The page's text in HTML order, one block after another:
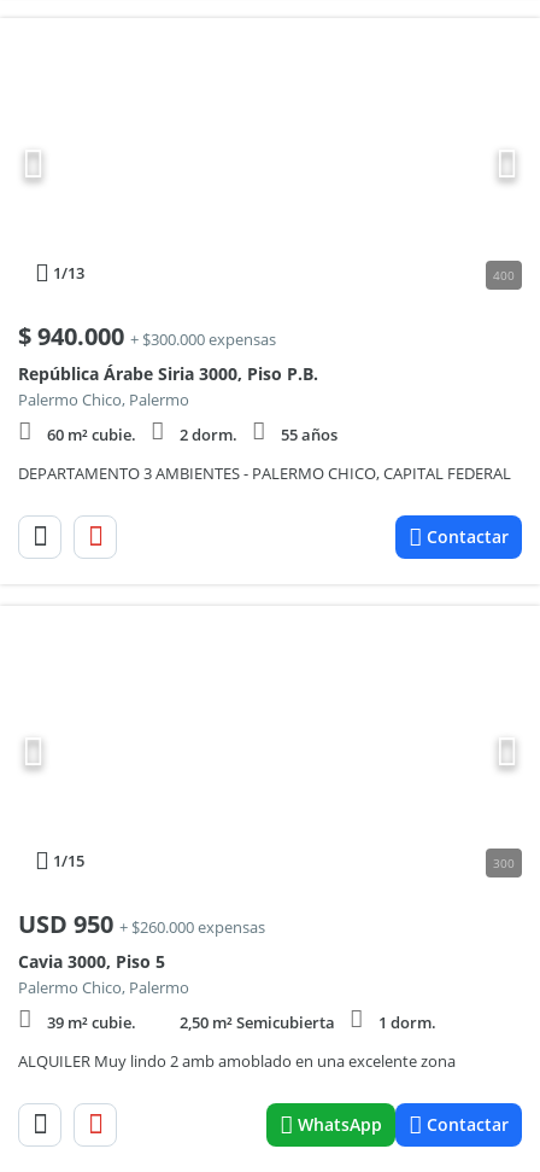
1/13 400
$940.000 + $300.000 expensas
República Árabe Siria 3000, Piso P.B.
Palermo Chico, Palermo
60 m² cubie.
2 dorm.
55 años
DEPARTAMENTO 3 AMBIENTES - PALERMO CHICO, CAPITAL FEDERAL
Contactar
1/15 300
USD 950 + $260.000 expensas
Cavia 3000, Piso 5
Palermo Chico, Palermo
39 m² cubie.
2,50 m² Semicubierta
1 dorm.
ALQUILER Muy lindo 2 amb amoblado en una excelente zona
WhatsApp Contactar